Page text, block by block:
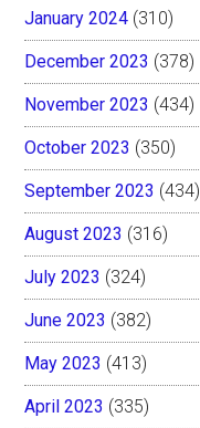
January 2024 (310)
December 2023 (378)
November 2023 (434)
October 2023 (350)
September 2023 (434)
August 2023 (316)
July 2023 (324)
June 2023 (382)
May 2023 (413)
April 2023 (335)